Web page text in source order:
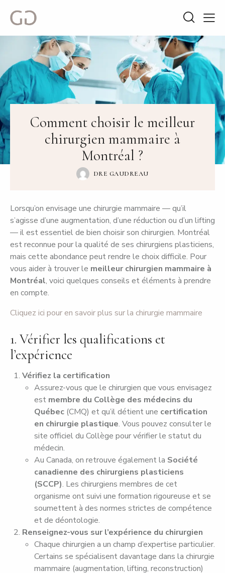
Comment choisir le meilleur
chirurgien mammaire à
Montréal ?
DRE GAUDREAU
Lorsqu’on envisage une chirurgie mammaire — qu’il
s’agisse d’une augmentation, d’une réduction ou d’un lifting
— il est essentiel de bien choisir son chirurgien. Montréal
est reconnue pour la qualité de ses chirurgiens plasticiens,
mais cette abondance peut rendre le choix difficile. Pour
vous aider à trouver le meilleur chirurgien mammaire à
Montréal, voici quelques conseils et éléments à prendre
en compte.
Cliquez ici pour en savoir plus sur la chirurgie mammaire
1. Vérifier les qualifications et
l’expérience
Vérifiez la certification
Assurez-vous que le chirurgien que vous envisagez
est membre du Collège des médecins du
Québec (CMQ) et qu’il détient une certification
en chirurgie plastique. Vous pouvez consulter le
site officiel du Collège pour vérifier le statut du
médecin.
Au Canada, on retrouve également la Société
canadienne des chirurgiens plasticiens
(SCCP). Les chirurgiens membres de cet
organisme ont suivi une formation rigoureuse et se
soumettent à des normes strictes de compétence
et de déontologie.
Renseignez-vous sur l’expérience du chirurgien
Chaque chirurgien a un champ d’expertise particulier.
Certains se spécialisent davantage dans la chirurgie
mammaire (augmentation, lifting, reconstruction)